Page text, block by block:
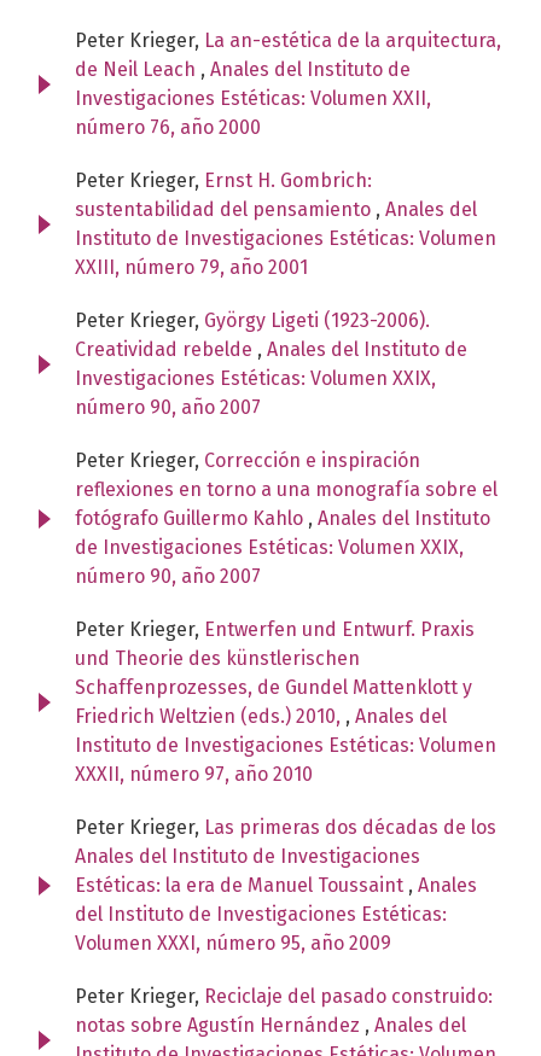
Peter Krieger, La an-estética de la arquitectura,
de Neil Leach , Anales del Instituto de
Investigaciones Estéticas: Volumen XXII,
número 76, año 2000
Peter Krieger, Ernst H. Gombrich:
sustentabilidad del pensamiento , Anales del
Instituto de Investigaciones Estéticas: Volumen
XXIII, número 79, año 2001
Peter Krieger, György Ligeti (1923-2006).
Creatividad rebelde , Anales del Instituto de
Investigaciones Estéticas: Volumen XXIX,
número 90, año 2007
Peter Krieger, Corrección e inspiración
reflexiones en torno a una monografía sobre el
fotógrafo Guillermo Kahlo , Anales del Instituto
de Investigaciones Estéticas: Volumen XXIX,
número 90, año 2007
Peter Krieger, Entwerfen und Entwurf. Praxis
und Theorie des künstlerischen
Schaffenprozesses, de Gundel Mattenklott y
Friedrich Weltzien (eds.) 2010, , Anales del
Instituto de Investigaciones Estéticas: Volumen
XXXII, número 97, año 2010
Peter Krieger, Las primeras dos décadas de los
Anales del Instituto de Investigaciones
Estéticas: la era de Manuel Toussaint , Anales
del Instituto de Investigaciones Estéticas:
Volumen XXXI, número 95, año 2009
Peter Krieger, Reciclaje del pasado construido:
notas sobre Agustín Hernández , Anales del